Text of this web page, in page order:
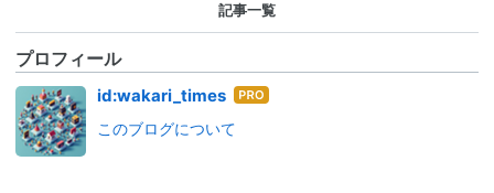
記事一覧
プロフィール
id:wakari_times はて
このブログについて